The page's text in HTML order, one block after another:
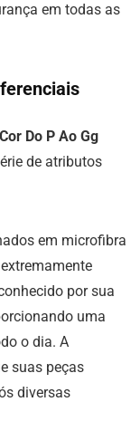
em todas as
Do P Ao Gg
de atributos
em microfibra
por sua
uma
o dia. A
suas peças
diversas